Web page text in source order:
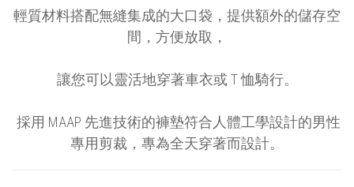
輕質材料搭配無縫集成的大口袋，提供額外的儲存空
間，方便放取，
讓您可以靈活地穿著車衣或 T 恤騎行。
採用 MAAP 先進技術的褲墊符合人體工學設計的男性
專用剪裁，專為全天穿著而設計。